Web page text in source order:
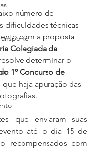
número de
dificuldades técnicas
com a proposta
Colegiada da
resolve determinar o
1º Concurso de
que haja apuração das
que enviaram suas
até o dia 15 de
recompensados com